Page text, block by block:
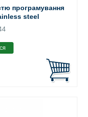
програмування
steel